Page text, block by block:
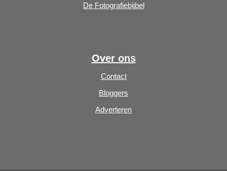
De Fotografiebijbel
Over ons
Contact
Bloggers
Adverteren